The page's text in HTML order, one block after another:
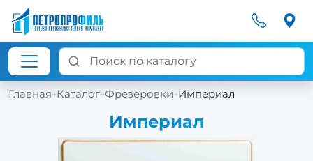
Главная→Каталог→Фрезеровки→Империал
Империал